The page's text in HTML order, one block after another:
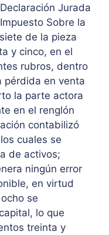
Jurada
Sobre la
de la pieza
y cinco, en el
rubros, dentro
pérdida en venta
la parte actora
en el renglón
contabilizó
cuales se
de activos;
ningún error
en virtud
se
lo que
treinta y